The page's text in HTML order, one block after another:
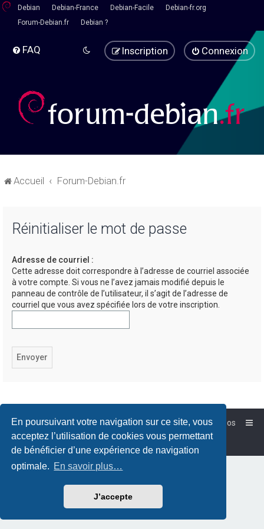
En poursuivant votre navigation sur ce site, vous
acceptez l’utilisation de cookies vous permettant
de bénéficier d’une expérience de navigation
optimale. En savoir plus…
J’accepte
Debian Debian-France Debian-Facile
Debian-fr.org
Forum-Debian.fr
Debian ?
FAQ Connexion
Inscription
Accueil Forum-Debian.fr
Réinitialiser le mot de passe
Adresse de courriel :
Cette adresse doit correspondre à l’adresse de courriel associée
à votre compte. Si vous ne l’avez jamais modifié depuis le
panneau de contrôle de l’utilisateur, il s’agit de l’adresse de
courriel que vous avez spécifiée lors de votre inscription.
Accueil Forum-Debian.fr
À propos
Powered byphpBB™
Traduction française officielle© Qiaeru